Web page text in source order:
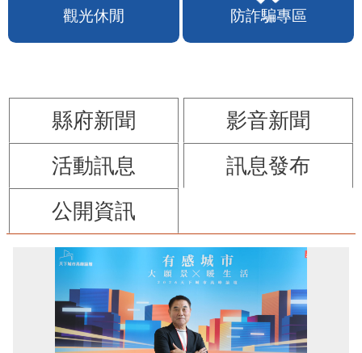
觀光休閒 防詐騙專區
縣府新聞
影音新聞
活動訊息
訊息發布
公開資訊